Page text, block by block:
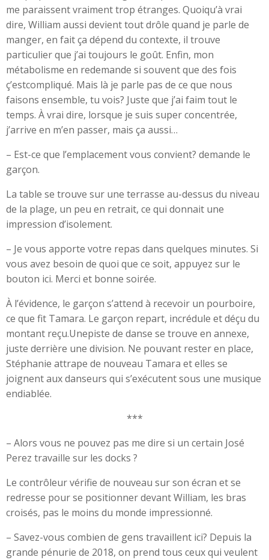
me paraissent vraiment trop étranges. Quoiqu’à vrai
dire, William aussi devient tout drôle quand je parle de
manger, en fait ça dépend du contexte, il trouve
particulier que j’ai toujours le goût. Enfin, mon
métabolisme en redemande si souvent que des fois
ç’estcompliqué. Mais là je parle pas de ce que nous
faisons ensemble, tu vois? Juste que j’ai faim tout le
temps. À vrai dire, lorsque je suis super concentrée,
j’arrive en m’en passer, mais ça aussi…
– Est-ce que l’emplacement vous convient? demande le
garçon.
La table se trouve sur une terrasse au-dessus du niveau
de la plage, un peu en retrait, ce qui donnait une
impression d’isolement.
– Je vous apporte votre repas dans quelques minutes. Si
vous avez besoin de quoi que ce soit, appuyez sur le
bouton ici. Merci et bonne soirée.
À l’évidence, le garçon s’attend à recevoir un pourboire,
ce que fit Tamara. Le garçon repart, incrédule et déçu du
montant reçu.Unepiste de danse se trouve en annexe,
juste derrière une division. Ne pouvant rester en place,
Stéphanie attrape de nouveau Tamara et elles se
joignent aux danseurs qui s’exécutent sous une musique
endiablée.
***
– Alors vous ne pouvez pas me dire si un certain José
Perez travaille sur les docks ?
Le contrôleur vérifie de nouveau sur son écran et se
redresse pour se positionner devant William, les bras
croisés, pas le moins du monde impressionné.
– Savez-vous combien de gens travaillent ici? Depuis la
grande pénurie de 2018, on prend tous ceux qui veulent